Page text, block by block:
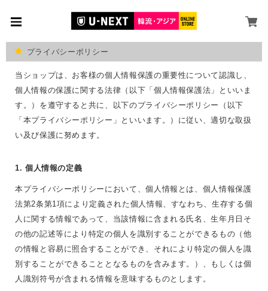
プライバシーポリシー
当ショップは、お客様の個人情報保護の重要性について認識し、
個人情報の保護に関する法律（以下「個人情報保護法」といいま
す。）を遵守すると共に、以下のプライバシーポリシー（以下
「本プライバシーポリシー」といいます。）に従い、適切な取扱
い及び保護に努めます。
1. 個人情報の定義
本プライバシーポリシーにおいて、個人情報とは、個人情報保護
法第2条第1項により定義された個人情報、すなわち、生存する個
人に関する情報であって、当該情報に含まれる氏名、生年月日そ
の他の記述等により特定の個人を識別することができるもの（他
の情報と容易に照合することができ、それにより特定の個人を識
別することができることとなるものを含みます。）、もしくは個
人識別符号が含まれる情報を意味するものとします。